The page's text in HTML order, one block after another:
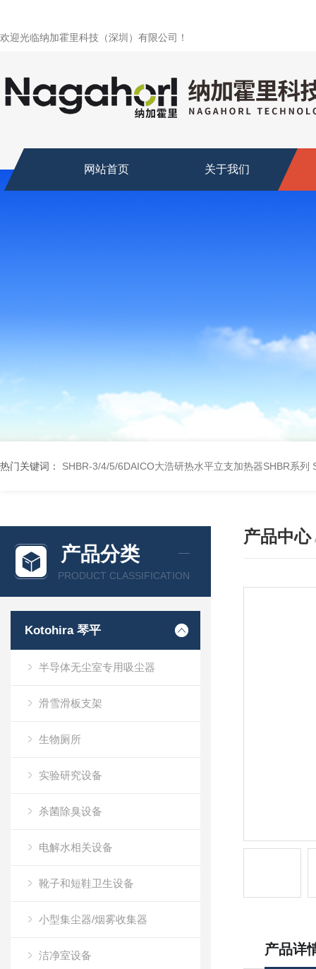
欢迎光临纳加霍里科技（深圳）有限公司！
网站首页 关于我们
热门关键词： SHBR-3/4/5/6DAICO大浩研热水平立支加热器SHBR系列
产品分类
PRODUCT CLASSIFICATION
Kotohira 琴平
半导体无尘室专用吸尘器
滑雪滑板支架
生物厕所
实验研究设备
杀菌除臭设备
电解水相关设备
靴子和短鞋卫生设备
小型集尘器/烟雾收集器
洁净室设备
产品中心
产品详